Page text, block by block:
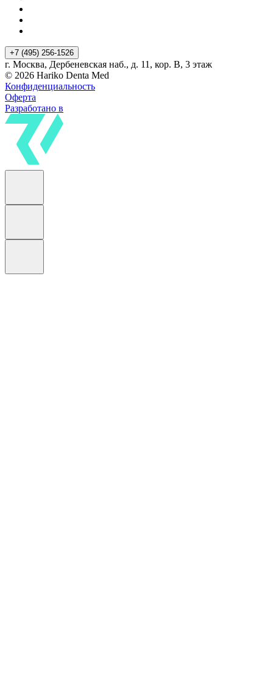
+7 (495) 256-1526
г. Москва, Дербеневская наб., д. 11, кор. В, 3 этаж
© 2026 Hariko Denta Med
Конфиденциальность
Оферта
Разработано в